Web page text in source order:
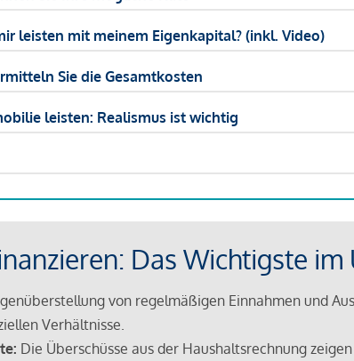
leisten mit meinem Eigenkapital? (inkl. Video)
Sie die Gesamtkosten
leisten: Realismus ist wichtig
Das Wichtigste
von regelmäßigen Einnahmen und
Verhältnisse.
Die Überschüsse aus der Haushaltsrechnung